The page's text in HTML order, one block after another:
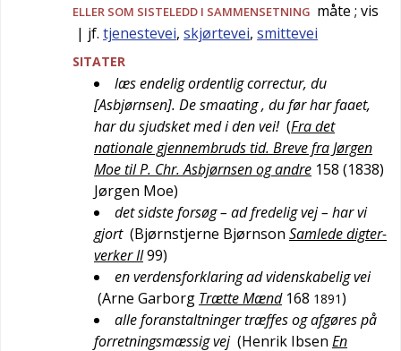
ELLER SOM SISTELEDD I SAMMENSETNING måte ; vis
| jf. tjenestevei, skjørtevei, smittevei
SITATER
læs endelig ordentlig correctur, du
[Asbjørnsen]. De smaating , du før har faaet,
har du sjudsket med i den vei! (Fra det
nationale gjennembruds tid. Breve fra Jørgen
Moe til P. Chr. Asbjørnsen og andre 158 (1838)
Jørgen Moe)
det sidste forsøg – ad fredelig vej – har vi
gjort (Bjørnstjerne Bjørnson Samlede digter-
verker II99)
en verdensforklaring ad videnskabelig vei
(Arne Garborg Trætte Mænd 168 1891)
alle foranstaltninger træffes og afgøres på
forretningsmæssig vej (Henrik Ibsen En